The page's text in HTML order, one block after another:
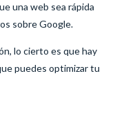
una web sea rápida
sobre Google.
lo cierto es que hay
puedes optimizar tu